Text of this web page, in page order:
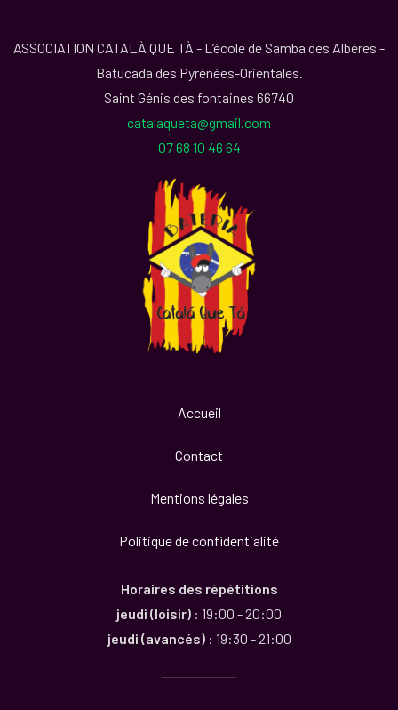
ASSOCIATION CATALÀ QUE TÀ - L’école de Samba des Albères -
Batucada des Pyrénées-Orientales.
Saint Génis des fontaines 66740
catalaqueta@gmail.com
07 68 10 46 64
Accueil
Contact
Mentions légales
Politique de confidentialité
Horaires des répétitions
jeudi (loisir) : 19:00 - 20:00
jeudi (avancés): 19:30 - 21:00